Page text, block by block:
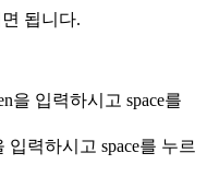
됩니다.
을 입력하시고 space를
입력하시고 space를 누르